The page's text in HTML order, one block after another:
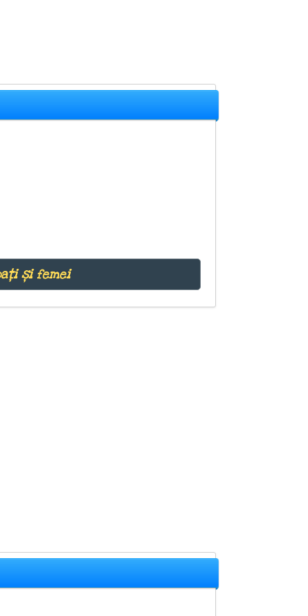
și femei